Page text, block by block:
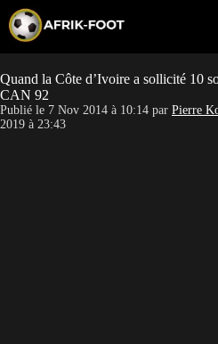
p
t
o
c
o
CAN
Quand la Côte d’Ivoire a sollicité 10
CAN 92
Publié le 7 Nov 2014 à 10:14 par Pierre
2019 à 23:43